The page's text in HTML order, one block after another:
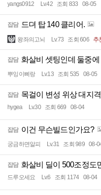
yangs0912 Lv.42 조회 833 08-05
잡담 드뎌 탑 140 클리어.
왕좌의고뇌 Lv.73 조회 606 추
잡담 화살비 셋팅인데 둘중
뿌잉이삐랑 Lv.13 조회 535 08-05
잡담 목걸이 변성 위상 대지
hygea Lv.30 조회 669 08-04
잡담 이건 무슨빌드인가요?
궁금하면알피 Lv.31 조회 989 08-
잡담 화살비 딜이 500조정도
드루오세요 Lv.6 조회 1174 08-04